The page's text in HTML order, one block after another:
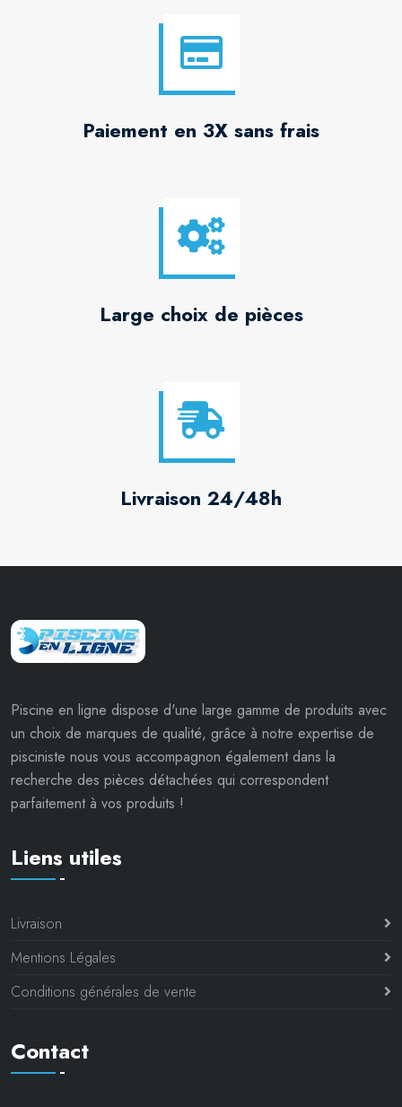
Paiement en 3X sans frais
Large choix de pièces
Livraison 24/48h
Piscine en ligne dispose d'une large gamme de produits avec
un choix de marques de qualité, grâce à notre expertise de
pisciniste nous vous accompagnon également dans la
recherche des pièces détachées qui correspondent
parfaitement à vos produits !
Liens utiles
Livraison
Mentions Légales
Conditions générales de vente
Contact